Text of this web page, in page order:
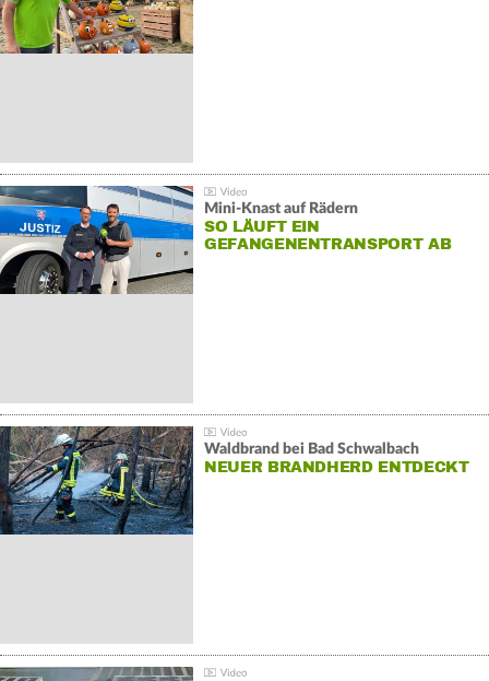
Mini-Knast auf Rädern
SO LÄUFT EIN
GEFANGENENTRANSPORT AB
Waldbrand bei Bad Schwalbach
NEUER BRANDHERD ENTDECKT